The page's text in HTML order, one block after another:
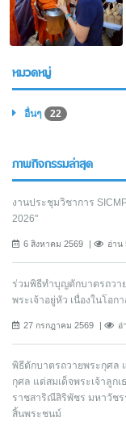
หมวดหมู่
อื่นๆ 22
ภาพกิจกรรมล่าสุด
งานประชุมวิชาการ
2026"
6 สิงหาคม 2569 อ่าน
ร่วมพิธีทำบุญตักบาตรถวา
พระเจ้าอยู่หัว เนื่องในโอ
27 กรกฎาคม 2569 อ่
พิธีตักบาตรถวายพระกุศล
กุศล แด่สมเด็จพระเจ้าลูก
ราชสาริณีสิริพัชร มหาวัช
สิ้นพระชนม์